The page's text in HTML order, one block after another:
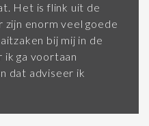
Het is flink uit de
zijn enorm veel goede
bij mij in de
ik ga voortaan
dat adviseer ik